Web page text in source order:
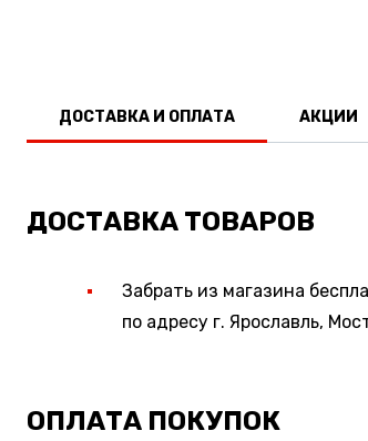
ДОСТАВКА И ОПЛАТА АКЦИИ
ДОСТАВКА ТОВАРОВ
Забрать из магазина
по адресу г. Ярославль,
ОПЛАТА ПОКУПОК